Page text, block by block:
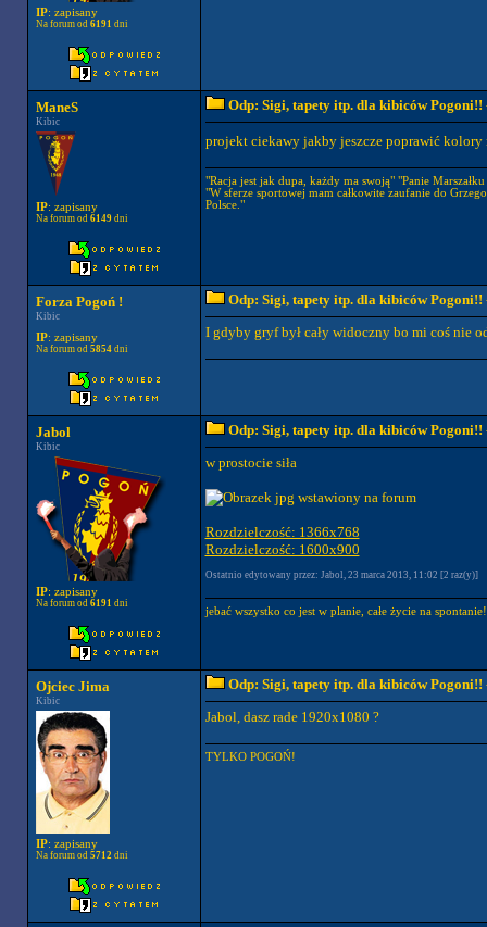
IP: zapisany
Na forum od 6191 dni
ManeS
Kibic
IP: zapisany
Na forum od 6149dni
Odp: Sigi, tapety itp. dla kibiców Pogoni!!
projekt ciekawy jakby jeszcze poprawić
"Racja jest jak dupa, każdy ma swoją" "Panie
"W sferze sportowej mam całkowite zaufanie do
Polsce."
Forza Pogoń !
Kibic
IP: zapisany
Na forum od 5854dni
Odp: Sigi, tapety itp. dla kibiców Pogoni!!
I gdyby gryf był cały widoczny bo mi coś nie
Jabol
Kibic
IP: zapisany
Na forum od 6191 dni
Odp: Sigi, tapety itp. dla kibiców Pogoni!!
w prostocie siła
Rozdzielczość: 1366x768
Rozdzielczość: 1600x900
Ostatnio edytowany przez: Jabol, 23 marca 2013, 11:02 [2 raz(y)]
jebać wszystko co jest w planie, całe życie na spontanie!
Ojciec Jima
Kibic
IP: zapisany
Na forum od 5712dni
Odp: Sigi, tapety itp. dla kibiców Pogoni!!
Jabol, dasz rade 1920x1080 ?
TYLKO POGOŃ!